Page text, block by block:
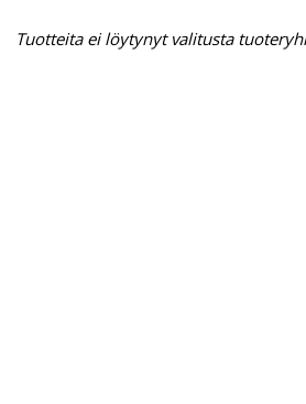
Tuotteita ei löytynyt valitusta